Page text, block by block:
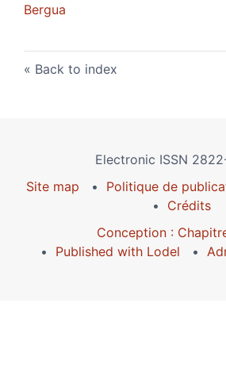
Bergua
Back to index
Electronic ISSN
Site map
Politique de
Crédits
Conception :
Published with Lodel